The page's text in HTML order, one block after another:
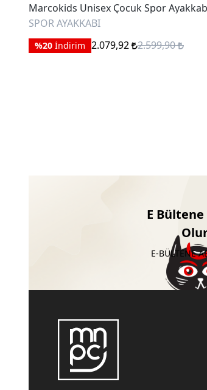
Marcokids Unisex Çocuk Spor
SPOR AYAKKABI
%20 İndirim 2.079,92 2.599,90
E
E-BÜLTENE